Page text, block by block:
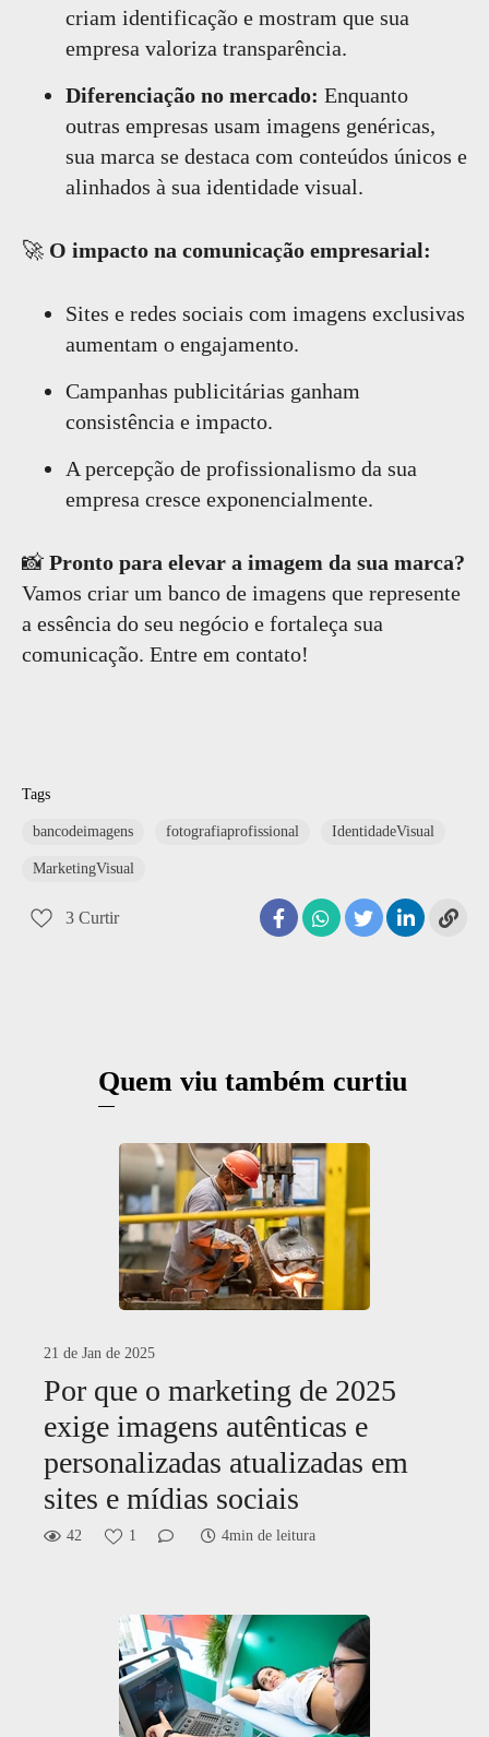
criam identificação e mostram que sua
empresa valoriza transparência.
Diferenciação no mercado: Enquanto
outras empresas usam imagens genéricas,
sua marca se destaca com conteúdos únicos e
alinhados à sua identidade visual.
🚀 O impacto na comunicação empresarial:
Sites e redes sociais com imagens exclusivas
aumentam o engajamento.
Campanhas publicitárias ganham
consistência e impacto.
A percepção de profissionalismo da sua
empresa cresce exponencialmente.
📸 Pronto para elevar a imagem da sua marca?
Vamos criar um banco de imagens que represente
a essência do seu negócio e fortaleça sua
comunicação. Entre em contato!
Tags
bancodeimagens fotografiaprofissional IdentidadeVisual
MarketingVisual
3 Curtir
Quem viu também curtiu
21 de Jan de 2025
Por que o marketing de 2025
exige imagens autênticas e
personalizadas atualizadas em
sites e mídias sociais
42 1 4min de leitura